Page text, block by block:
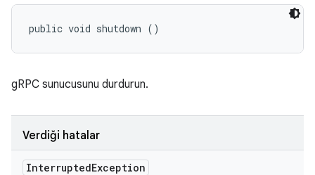
public void shutdown ()
gRPC sunucusunu durdurun.
Verdiği hatalar
InterruptedException